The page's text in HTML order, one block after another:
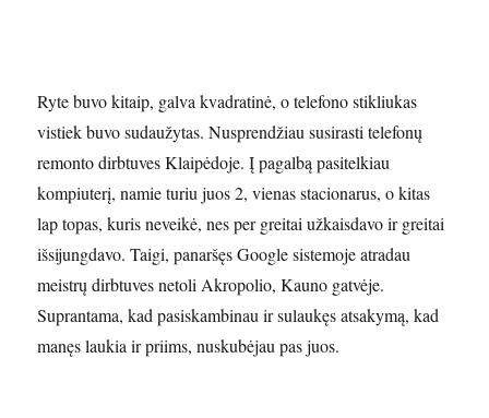
Ryte buvo kitaip, galva kvadratinė, o telefono stikliukas
vistiek buvo sudaužytas. Nusprendžiau susirasti telefonų
remonto dirbtuves Klaipėdoje. Į pagalbą pasitelkiau
kompiuterį, namie turiu juos 2, vienas stacionarus, o kitas
lap topas, kuris neveikė, nes per greitai užkaisdavo ir greitai
išsijungdavo. Taigi, panaršęs Google sistemoje atradau
meistrų dirbtuves netoli Akropolio, Kauno gatvėje.
Suprantama, kad pasiskambinau ir sulaukęs atsakymą, kad
manęs laukia ir priims, nuskubėjau pas juos.